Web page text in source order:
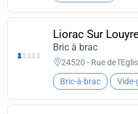
Liorac Sur
Bric à brac
24520 - Rue de
Bric-à-brac Vide-